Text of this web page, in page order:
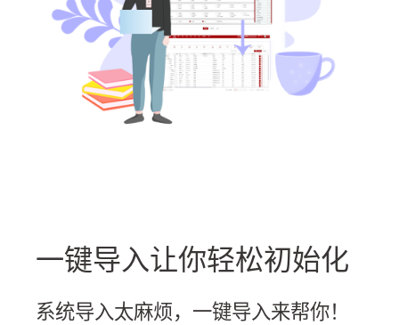
一键导入让你轻松初始化
系统导入太麻烦，一键导入来帮你！